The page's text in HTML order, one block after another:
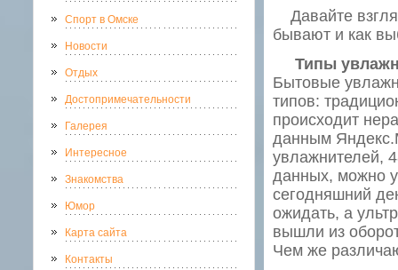
Спорт в Омске
Новости
Отдых
Достопримечательности
Галерея
Интересное
Знакомства
Юмор
Карта сайта
Контакты
Давайте
бывают и как
Типы
Бытовые
типов:
происходит
данным
увлажнителей,
данных, можно
сегодняшний
ожидать, а
вышли из
Чем же